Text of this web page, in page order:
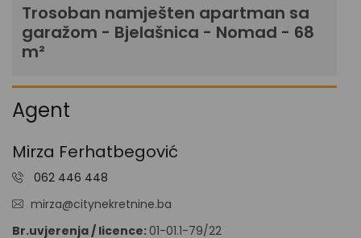
Trosoban namješten apartman sa
garažom - Bjelašnica - Nomad - 68
m²
Agent
Mirza Ferhatbegović
062 446 448
mirza@citynekretnine.ba
Br.uvjerenja / licence:01-01.1-79/22